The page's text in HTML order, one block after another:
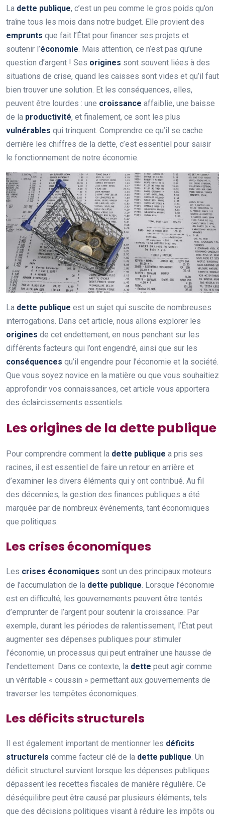
La dette publique, c’est un peu comme le gros poids qu’on
traîne tous les mois dans notre budget. Elle provient des
emprunts que fait l’État pour financer ses projets et
soutenir l’économie. Mais attention, ce n’est pas qu’une
question d’argent ! Ses origines sont souvent liées à des
situations de crise, quand les caisses sont vides et qu’il faut
bien trouver une solution. Et les conséquences, elles,
peuvent être lourdes : une croissance affaiblie, une baisse
de la productivité, et finalement, ce sont les plus
vulnérables qui trinquent. Comprendre ce qu’il se cache
derrière les chiffres de la dette, c’est essentiel pour saisir
le fonctionnement de notre économie.
La dette publique est un sujet qui suscite de nombreuses
interrogations. Dans cet article, nous allons explorer les
origines de cet endettement, en nous penchant sur les
différents facteurs qui l’ont engendré, ainsi que sur les
conséquences qu’il engendre pour l’économie et la société.
Que vous soyez novice en la matière ou que vous souhaitiez
approfondir vos connaissances, cet article vous apportera
des éclaircissements essentiels.
Les origines de la dette publique
Pour comprendre comment la dette publique a pris ses
racines, il est essentiel de faire un retour en arrière et
d’examiner les divers éléments qui y ont contribué. Au fil
des décennies, la gestion des finances publiques a été
marquée par de nombreux événements, tant économiques
que politiques.
Les crises économiques
Les crises économiques sont un des principaux moteurs
de l’accumulation de la dette publique . Lorsque l’économie
est en difficulté, les gouvernements peuvent être tentés
d’emprunter de l’argent pour soutenir la croissance. Par
exemple, durant les périodes de ralentissement, l’État peut
augmenter ses dépenses publiques pour stimuler
l’économie, un processus qui peut entraîner une hausse de
l’endettement. Dans ce contexte, la dette peut agir comme
un véritable « coussin » permettant aux gouvernements de
traverser les tempêtes économiques.
Les déficits structurels
Il est également important de mentionner les déficits
structurels comme facteur clé de la dette publique . Un
déficit structurel survient lorsque les dépenses publiques
dépassent les recettes fiscales de manière régulière. Ce
déséquilibre peut être causé par plusieurs éléments, tels
que des décisions politiques visant à réduire les impôts ou